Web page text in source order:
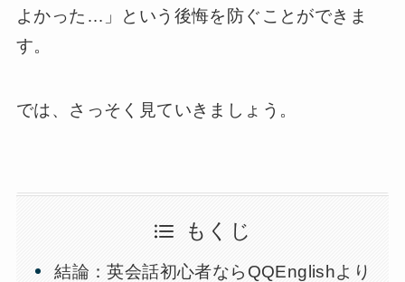
よかった…」という後悔を防ぐことができま
す。
では、さっそく見ていきましょう。
もくじ
結論：英会話初心者ならQQEnglishより